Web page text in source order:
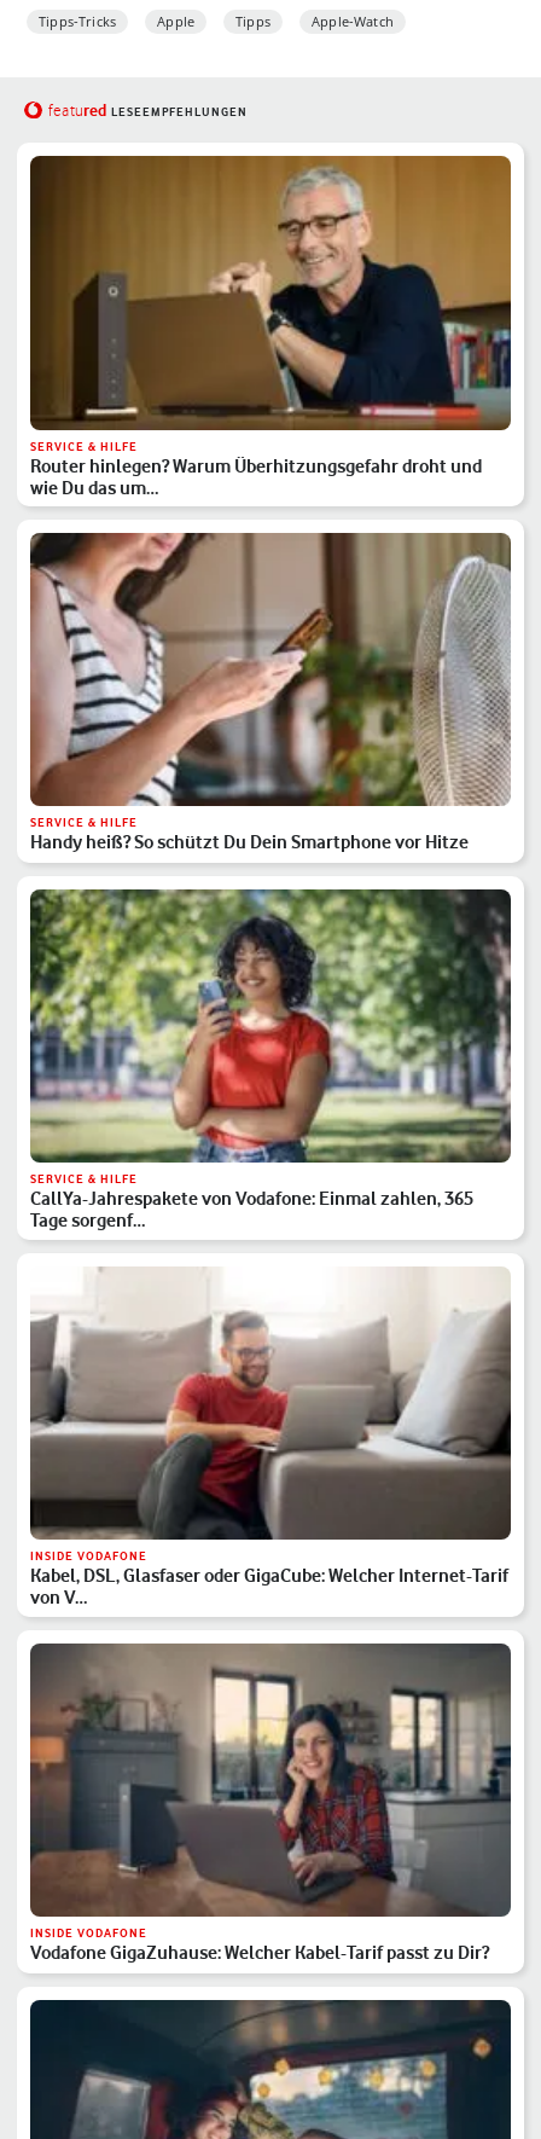
Tipps-Tricks Apple Tipps Apple-Watch
featured LESEEMPFEHLUNGEN
SERVICE & HILFE
Router hinlegen? Warum Überhitzungsgefahr droht und
wie Du das um…
SERVICE & HILFE
Handy heiß? So schützt Du Dein Smartphone vor Hitze
SERVICE & HILFE
CallYa-Jahrespakete von Vodafone: Einmal zahlen, 365
Tage sorgenf…
INSIDE VODAFONE
Kabel, DSL, Glasfaser oder GigaCube: Welcher Internet-Tarif
von V…
INSIDE VODAFONE
Vodafone GigaZuhause: Welcher Kabel-Tarif passt zu Dir?